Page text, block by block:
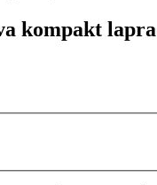
kompakt